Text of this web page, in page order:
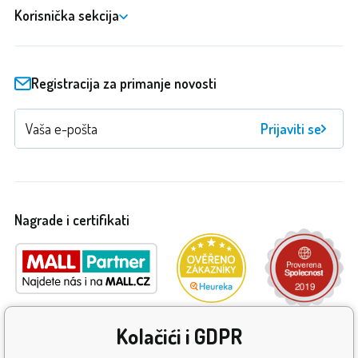
Korisnička sekcija
Registracija za primanje novosti
Prijaviti se
Nagrade i certifikati
Kolačići i GDPR